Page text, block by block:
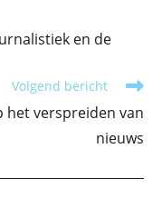
en de
Volgend bericht
het verspreiden van
nieuws